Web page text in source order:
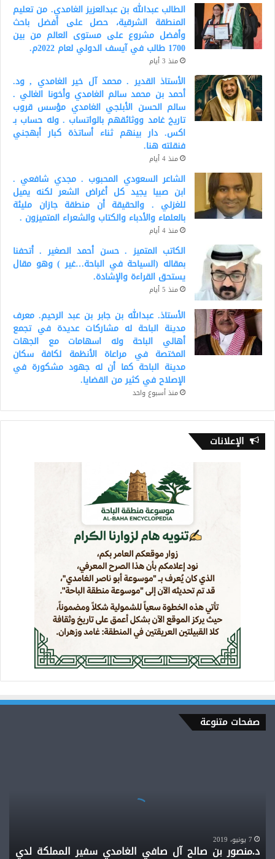
الطالب عبدالله بن عبدالعزيز الغامدي. من تعليم
المنطقة الشرقية، حصل على أفضل باحث
وأفضل مشروع على مستوى العالم من بين
1700 طالب في آيسف الدولي لعام 2022م.
منذ 3 أيام
الأستاذ القدير . محمد آل خير الغامدي , ود.
أحمد بن محمد سالم الغامدي وأخونا الغالي .
سالم الحسن الأبلجي الغامدي مؤسس قروب
تاريخ غامد ووثائقهم بالواتساب . وله حساب بـ
اكس. دار بينهم ثناء أساتذة كبار أبهجني
فنقلته هنا.
منذ 4 أيام
الشاعر السعودي المحبوب . مجدي شافعي .
ابن صبيا يجيد كل أغراض الشعر لكنه يميل
للغزلي . والحقيقة أن منطقة جازان مليئة
بالعلماء والأدباء والكتاب والشعراء المتميزون .
منذ 4 أيام
الكاتب المتميز . حسن أحمد الصغير . أتحفنا
بمقاله (السياحة في الباحة…غير ) وهو مقال
يستحق القراءة والإشادة.
منذ 5 أيام
الأستاذ. عبدالله بن جابر بن عبد الرحيم. معرف
مدينة الباحة له مشاركات عديدة في تجمع
أهالي الباحة وله اسهامات مع الجهات
المختصة في مراعاة الأنظمة لكافة سكان
مدينة الباحة كما أن له جهود مشكورة في
الإصلاح في كثير من القضايا.
منذ أسبوع واحد
الإعلانات
صفحات متنوعة
المملكة
لدي
7 يونيو، 2019
د.منصور بن صالح آل صافي الغامدي سفير المملكة لدي